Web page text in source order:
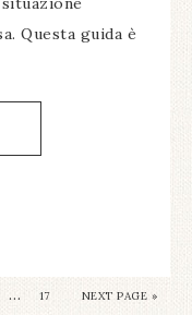
Questa guida è
… 17 NEXT PAGE »